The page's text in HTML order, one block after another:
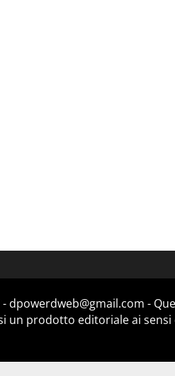
dpowerdweb@gmail.com -
un prodotto editoriale ai sensi